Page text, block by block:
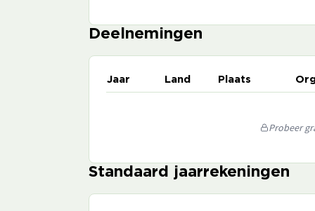
Deelnemingen
Jaar Land Plaats
Probeer
Standaard jaarrekeningen